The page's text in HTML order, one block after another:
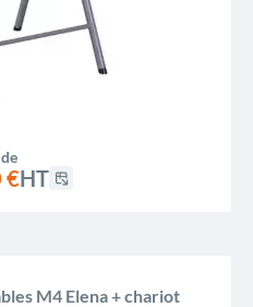
€HT
M4 Elena + chariot